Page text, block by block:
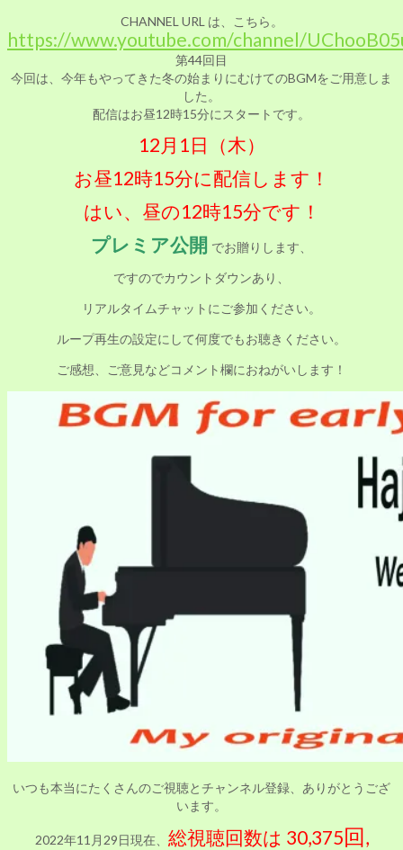
CHANNEL URL は、こちら。
https://www.youtube.com/channel/
第44回目
今回は、今年もやってきた冬の始まりにむけてのBGMをご用意しま
した。
配信はお昼12時15分にスタートです。
12月1日（木）
お昼12時15分に配信します！
はい、昼の12時15分です！
プレミア公開 でお贈りします、
ですのでカウントダウンあり、
リアルタイムチャットにご参加ください。
ループ再生の設定にして何度でもお聴きください。
ご感想、ご意見などコメント欄におねがいします！
いつも本当にたくさんのご視聴とチャンネル登録、ありがとうござ
います。
2022年11月29日現在、 総視聴回数は 30,375回,